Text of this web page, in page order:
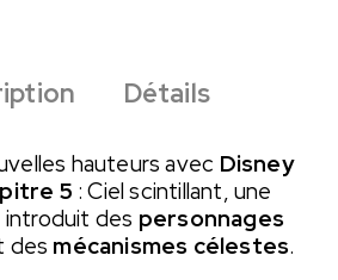
Détails
hauteurs avec Disney
5 : Ciel scintillant, une
introduit des personnages
des mécanismes célestes.